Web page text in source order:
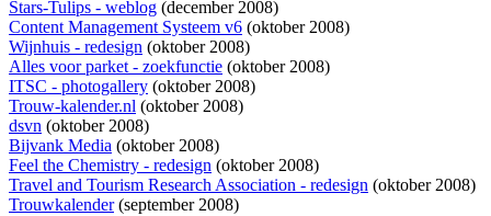
Stars-Tulips - weblog (december 2008)
Content Management Systeem v6 (oktober 2008)
Wijnhuis - redesign (oktober 2008)
Alles voor parket - zoekfunctie (oktober 2008)
ITSC - photogallery (oktober 2008)
Trouw-kalender.nl (oktober 2008)
dsvn (oktober 2008)
Bijvank Media (oktober 2008)
Feel the Chemistry - redesign (oktober 2008)
Travel and Tourism Research Association - redesign (oktober 2008)
Trouwkalender(september 2008)